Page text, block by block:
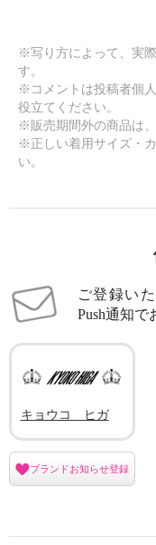
※写り方によって、実
す。
※コメントは投稿者個
役立てください。
※販売期間外の商品は
※正しい着用サイズ・
い。
ご登録い
Push通知で
キョウコ ヒガ
ブランドお知らせ登録